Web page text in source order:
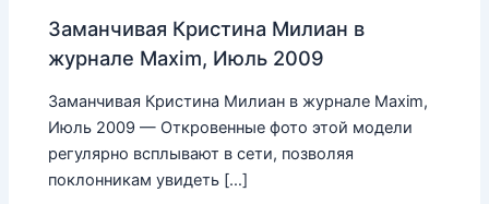
Заманчивая Кристина Милиан в
журнале Maxim, Июль 2009
Заманчивая Кристина Милиан в журнале Maxim,
Июль 2009 — Откровенные фото этой модели
регулярно всплывают в сети, позволяя
поклонникам увидеть […]